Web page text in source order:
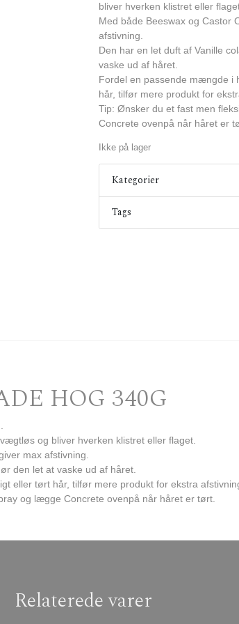
bliver hverken klistret eller
Med både Beeswax og Castor
afstivning.
Den har en let duft af Vanille
vaske ud af håret.
Fordel en passende mængde i
hår, tilfør mere produkt for
Tip: Ønsker du et fast men
Concrete ovenpå når håret er
Ikke på lager
Kategorier
Tags
HOG 340G
og bliver hverken klistret eller flaget.
max afstivning.
den let at vaske ud af håret.
eller tørt hår, tilfør mere produkt for ekstra
og lægge Concrete ovenpå når håret er tørt.
Relaterede varer